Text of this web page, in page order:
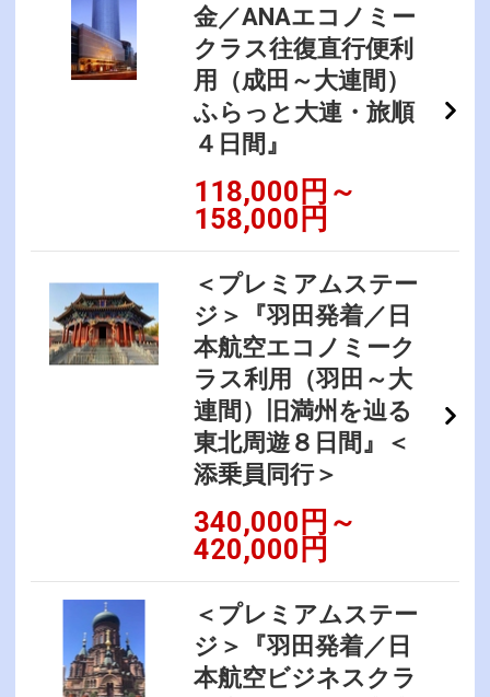
金／ANAエコノミー
クラス往復直行便利
用（成田～大連間）
ふらっと大連・旅順
４日間』
118,000円～
158,000円
＜プレミアムステー
ジ＞『羽田発着／日
本航空エコノミーク
ラス利用（羽田～大
連間）旧満州を辿る
東北周遊８日間』＜
添乗員同行＞
340,000円～
420,000円
＜プレミアムステー
ジ＞『羽田発着／日
本航空ビジネスクラ